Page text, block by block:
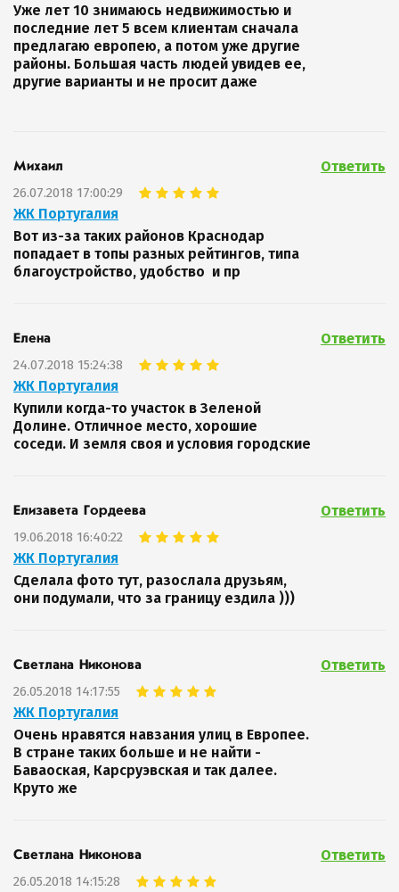
Уже лет 10 знимаюсь недвижимостью и
последние лет 5 всем клиентам сначала
предлагаю европею, а потом уже другие
районы. Большая часть людей увидев ее,
другие варианты и не просит даже
Михаил
26.07.2018 17:00:29
ЖК Португалия
Ответить
Вот из-за таких районов Краснодар
попадает в топы разных рейтингов, типа
благоустройство, удобство и пр
Елена
24.07.2018 15:24:38
ЖК Португалия
Ответить
Купили когда-то участок в Зеленой
Долине. Отличное место, хорошие
соседи. И земля своя и условия городские
Елизавета Гордеева
19.06.2018 16:40:22
ЖК Португалия
Ответить
Сделала фото тут, разослала друзьям,
они подумали, что за границу ездила )))
Светлана Никонова
26.05.2018 14:17:55
ЖК Португалия
Ответить
Очень нравятся навзания улиц в Европее.
В стране таких больше и не найти -
Баваоская, Карсруэвская и так далее.
Круто же
Светлана Никонова
26.05.2018 14:15:28
Ответить